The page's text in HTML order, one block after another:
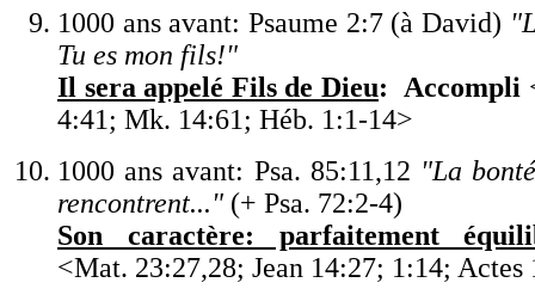
1000 ans avant: Psaume 2:7 (à David) "
Tu es mon fils!"
Il sera appelé Fils de Dieu: Accompli
4:41; Mk. 14:61; Héb. 1:1-14>
1000 ans avant: Psa. 85:11,12 "La
rencontrent..." (+ Psa. 72:2-4)
Son caractère: parfaitement
<Mat. 23:27,28; Jean 14:27; 1:14; Actes